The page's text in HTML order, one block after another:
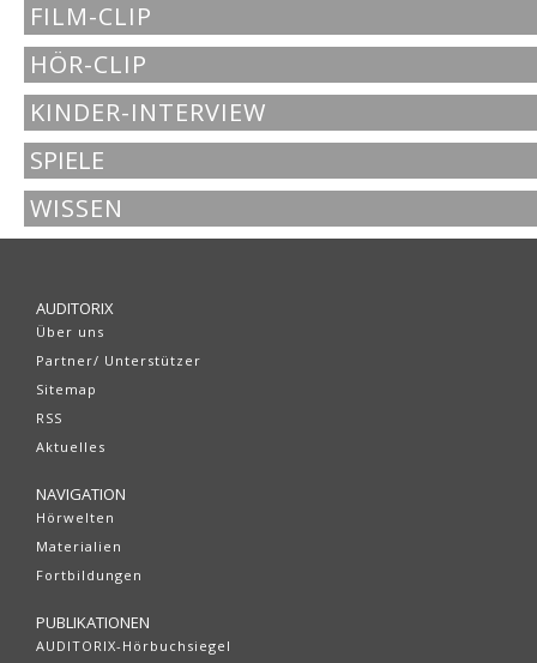
FILM-CLIP
HÖR-CLIP
KINDER-INTERVIEW
SPIELE
WISSEN
AUDITORIX
Über uns
Partner/ Unterstützer
Sitemap
RSS
Aktuelles
NAVIGATION
Hörwelten
Materialien
Fortbildungen
PUBLIKATIONEN
AUDITORIX-Hörbuchsiegel